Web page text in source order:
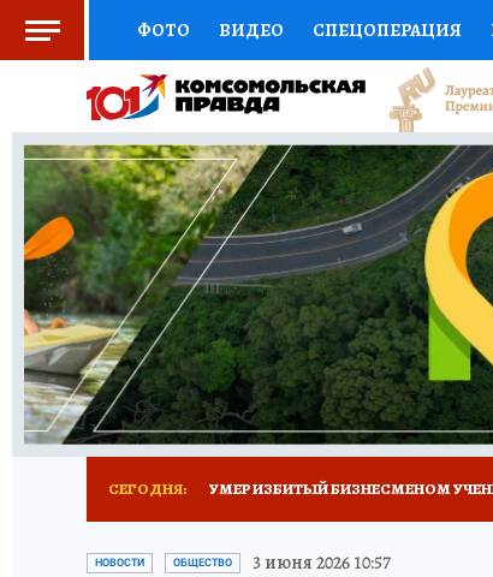
ФОТО ВИДЕО СПЕЦОПЕРАЦИЯ
СОЦПОДДЕРЖКА НАУКА СПОРТ
ВЫБОР ЭКСПЕРТОВ ДОКТОР
КНИЖНАЯ ПОЛКА ПРОГНОЗЫ НА
ПРЕСС-ЦЕНТР НЕДВИЖИМОСТЬ
РАДИО КП ТЕСТЫ НОВОЕ НА САЙТЕ
СЕГОДНЯ: УМЕР ИЗБИТЫЙ БИЗНЕСМЕНОМ
ЗАПОВЕДНАЯ РОССИЯ
НОВОСТИ ОБЩЕСТВО 3 июня 2026 10:57